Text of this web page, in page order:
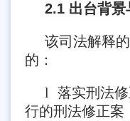
2.1 出台背景
该司法解释
的：
l 落实刑法
行的刑法修正案